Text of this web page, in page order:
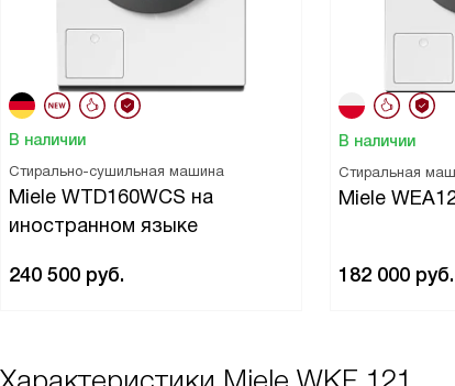
В наличии
Стирально-сушильная машина
Miele WTD160WCS на
иностранном языке
240 500 руб.
В наличии
Стиральная
Miele
182 000 руб.